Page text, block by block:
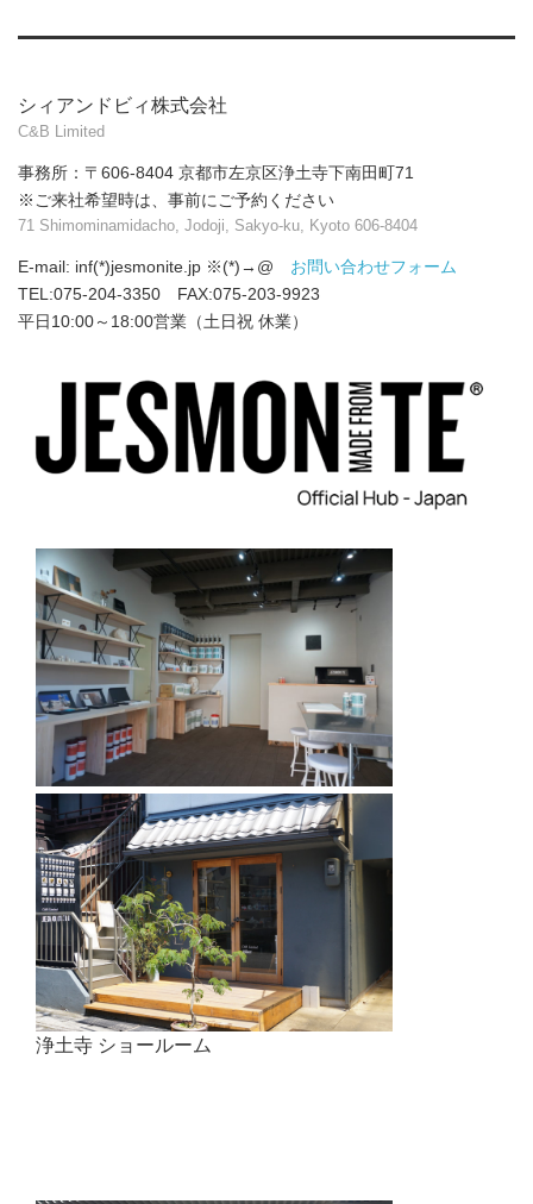
シィアンドビィ株式会社
C&B Limited
事務所：〒606-8404 京都市左京区浄土寺下南田町71
※ご来社希望時は、事前にご予約ください
71 Shimominamidacho, Jodoji, Sakyo-ku, Kyoto 606-8404
E-mail: inf(*)jesmonite.jp ※(*)→@
お問い合わせフォーム
TEL:075-204-3350 FAX:075-203-9923
平日10:00～18:00営業（土日祝 休業）
浄土寺 ショールーム